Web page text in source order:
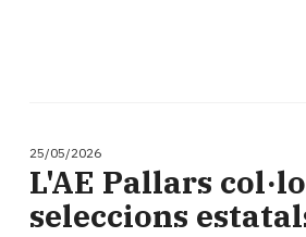
la
teva!
Subscriptors
25/05/2026
L'AE Pallars
seleccions